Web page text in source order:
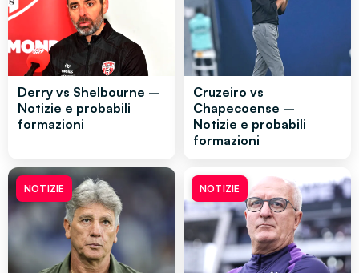
Derry vs Shelbourne –
Notizie e probabili
formazioni
Cruzeiro vs
Chapecoense –
Notizie e probabili
formazioni
NOTIZIE NOTIZIE